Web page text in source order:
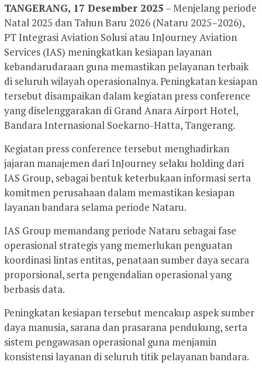
TANGERANG, 17 Desember 2025 – Menjelang periode
Natal 2025 dan Tahun Baru 2026 (Nataru 2025–2026),
PT Integrasi Aviation Solusi atau InJourney Aviation
Services (IAS) meningkatkan kesiapan layanan
kebandarudaraan guna memastikan pelayanan terbaik
di seluruh wilayah operasionalnya. Peningkatan kesiapan
tersebut disampaikan dalam kegiatan press conference
yang diselenggarakan di Grand Anara Airport Hotel,
Bandara Internasional Soekarno-Hatta, Tangerang.
Kegiatan press conference tersebut menghadirkan
jajaran manajemen dari InJourney selaku holding dari
IAS Group, sebagai bentuk keterbukaan informasi serta
komitmen perusahaan dalam memastikan kesiapan
layanan bandara selama periode Nataru.
IAS Group memandang periode Nataru sebagai fase
operasional strategis yang memerlukan penguatan
koordinasi lintas entitas, penataan sumber daya secara
proporsional, serta pengendalian operasional yang
berbasis data.
Peningkatan kesiapan tersebut mencakup aspek sumber
daya manusia, sarana dan prasarana pendukung, serta
sistem pengawasan operasional guna menjamin
konsistensi layanan di seluruh titik pelayanan bandara.